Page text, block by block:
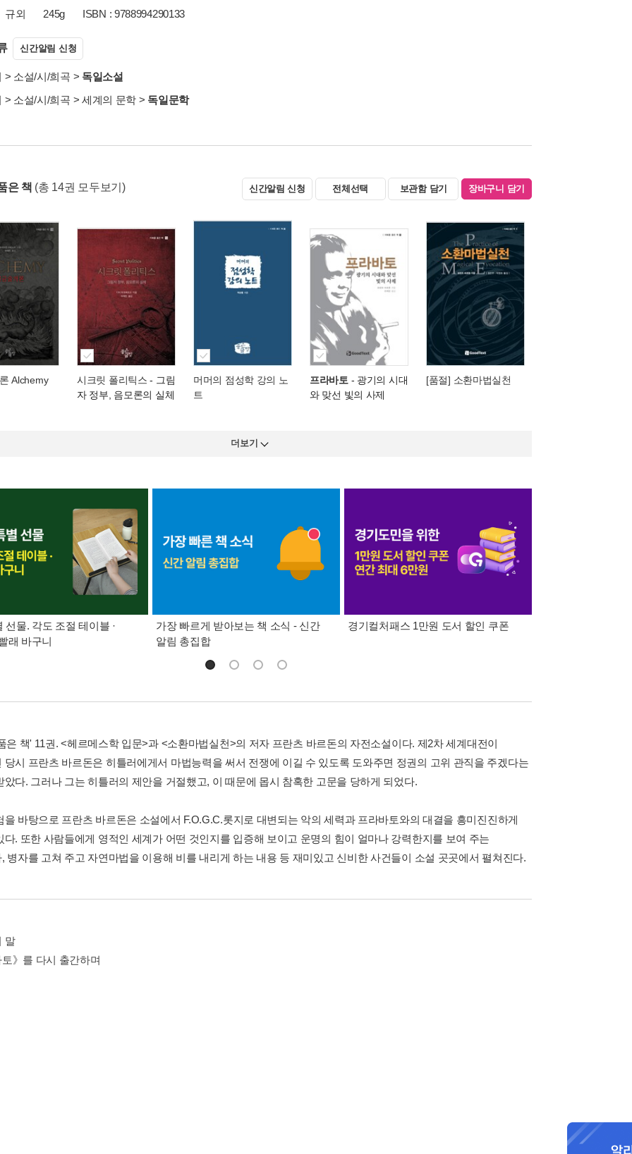
규외 245g ISBN : 9788994290133
신간알림 신청
> 소설/시/희곡 > 독일소설
> 소설/시/희곡 > 세계의 문학 > 독일문학
은 책 (총 14권 모두보기) 신간알림 신청 전체선택 보관함 담기 장바구니 담기
Alchemy 시크릿 폴리틱스 - 그림
자 정부, 음모론의 실체
머머의 점성학 강의 노
트
프라바토 - 광기의 시대
와 맞선 빛의 사제
[품절] 소환마법실천
더보기
선물. 각도 조절 테이블 ·
래 바구니
가장 빠르게 받아보는 책 소식 - 신간
알림 총집합
경기컬처패스 1만원 도서 할인 쿠폰
은 책' 11권. <헤르메스학 입문>과 <소환마법실천>의 저자 프란츠 바르돈의 자전소설이다. 제2차 세계대전이
당시 프란츠 바르돈은 히틀러에게서 마법능력을 써서 전쟁에 이길 수 있도록 도와주면 정권의 고위 관직을 주겠다는
았다. 그러나 그는 히틀러의 제안을 거절했고, 이 때문에 몹시 참혹한 고문을 당하게 되었다.
을 바탕으로 프란츠 바르돈은 소설에서 F.O.G.C.롯지로 대변되는 악의 세력과 프라바토와의 대결을 흥미진진하게
다. 또한 사람들에게 영적인 세계가 어떤 것인지를 입증해 보이고 운명의 힘이 얼마나 강력한지를 보여 주는
병자를 고쳐 주고 자연마법을 이용해 비를 내리게 하는 내용 등 재미있고 신비한 사건들이 소설 곳곳에서 펼쳐진다.
말
》를 다시 출간하며